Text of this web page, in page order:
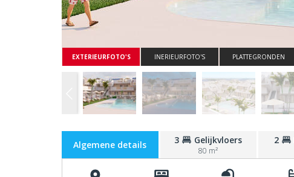
EXTERIEURFOTO'S INERIEURFOTO'S PLATTEGRONDEN
Algemene details 3 Gelijkvloers
80 m²
2